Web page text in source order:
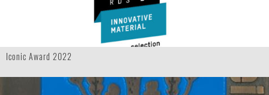
Iconic Award 2022